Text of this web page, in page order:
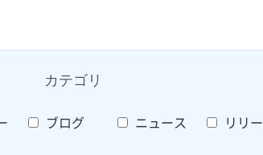
カテゴリ
ブログ ニュース リリ